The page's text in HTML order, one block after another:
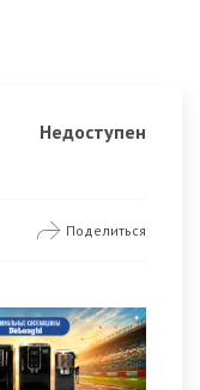
Недоступен
Поделиться